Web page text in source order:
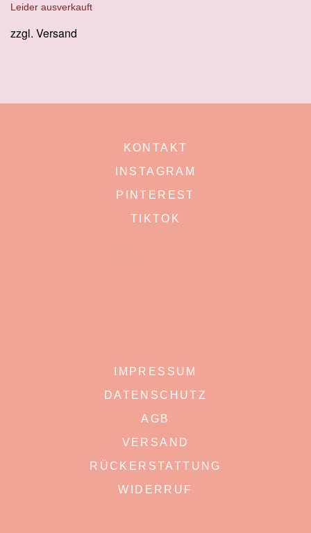
Leider ausverkauft
zzgl. Versand
KONTAKT
INSTAGRAM
PINTEREST
TIKTOK
IMPRESSUM
DATENSCHUTZ
AGB
VERSAND
RÜCKERSTATTUNG
WIDERRUF